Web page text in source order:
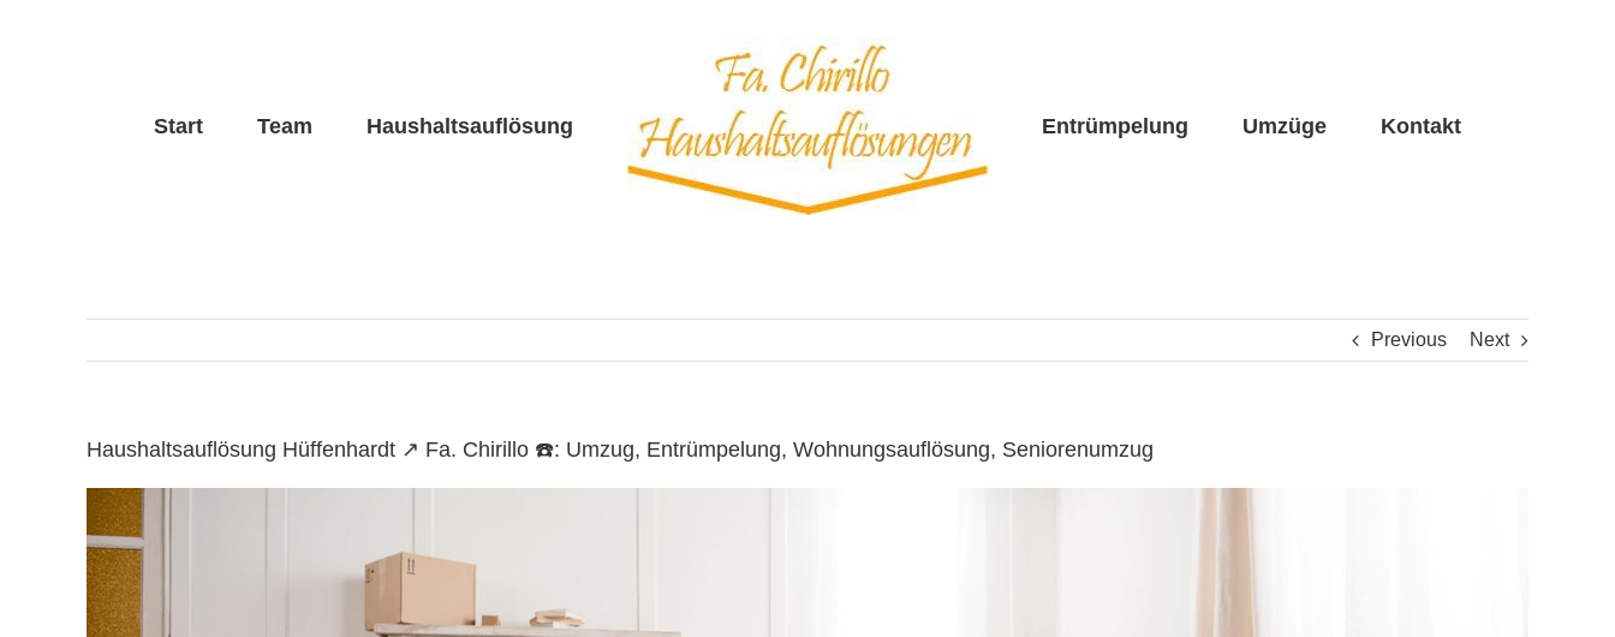
Start Team Haushaltsauflösung Entrümpelung Umzüge Kontakt
Previous Next
Haushaltsauflösung Hüffenhardt ↗️ Fa. Chirillo ☎️: Umzug, Entrümpelung, Wohnungsauflösung, Seniorenumzug